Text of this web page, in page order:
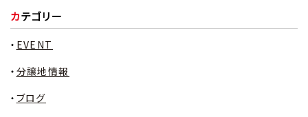
カテゴリー
EVENT
分譲地情報
ブログ